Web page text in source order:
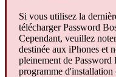
Si vous utilisez la derniè
télécharger Password
Cependant, veuillez noter
destinée aux iPhones et
pleinement de Password
programme d'installation